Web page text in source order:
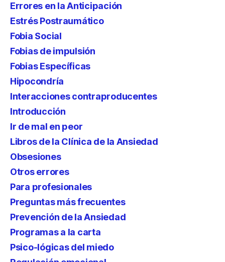
Errores en la Anticipación
Estrés Postraumático
Fobia Social
Fobias de impulsión
Fobias Específicas
Hipocondría
Interacciones contraproducentes
Introducción
Ir de mal en peor
Libros de la Clínica de la Ansiedad
Obsesiones
Otros errores
Para profesionales
Preguntas más frecuentes
Prevención de la Ansiedad
Programas a la carta
Psico-lógicas del miedo